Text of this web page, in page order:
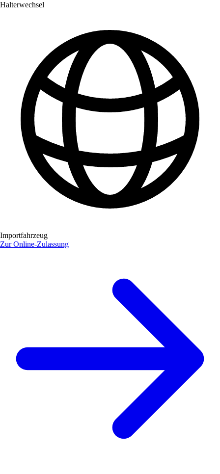
Halterwechsel
Importfahrzeug
Zur Online-Zulassung